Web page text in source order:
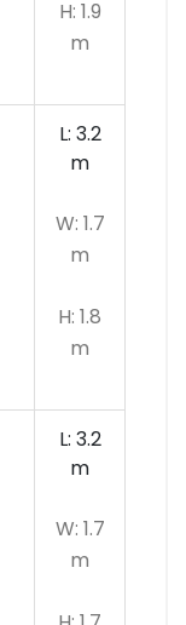
H: 1.9
m
L: 3.2
m
W: 1.7
m
H: 1.8
m
L: 3.2
m
W: 1.7
m